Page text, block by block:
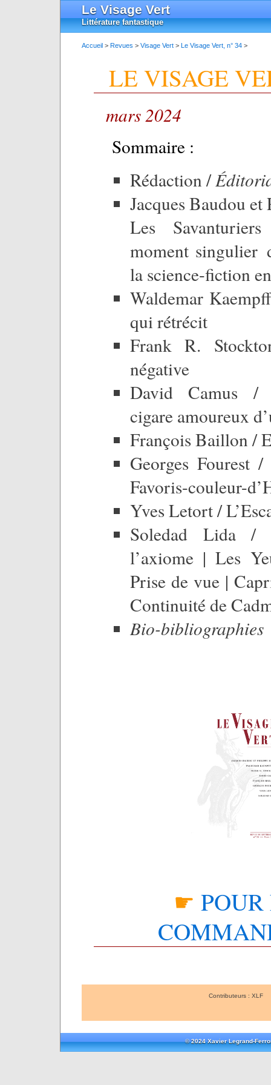
Le Visage Vert
Littérature fantastique
Accueil > Revues > Visage Vert > Le Visage Vert, n° 34 >
LE VISAGE
mars 2024
Sommaire :
Rédaction /
Jacques Baudou
Les
moment singulier
la science-fiction
Waldemar
qui rétrécit
Frank R.
négative
David Camus /
cigare amoureux
François Baillon /
Georges Fourest
Favoris-couleur-
Yves Letort /
Soledad Lida /
l’axiome | Les
Prise de vue |
Continuité de
Bio-bibliographies
☛
Contributeurs : XLF
© 2024 Xavier Legrand-